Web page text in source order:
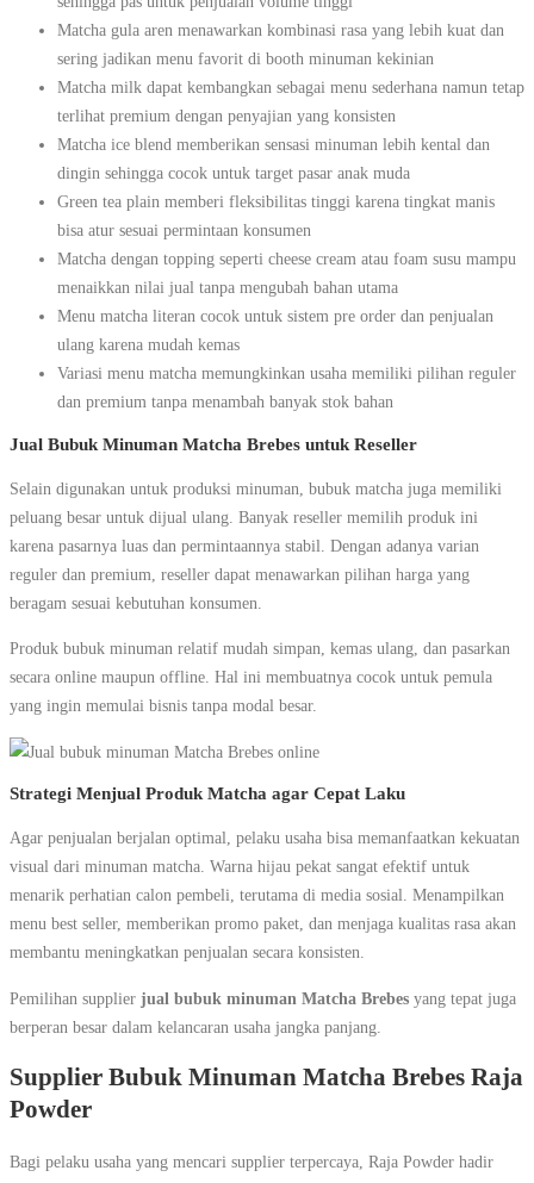
Matcha gula aren menawarkan kombinasi rasa yang lebih kuat dan
sering jadikan menu favorit di booth minuman kekinian
Matcha milk dapat kembangkan sebagai menu sederhana namun tetap
terlihat premium dengan penyajian yang konsisten
Matcha ice blend memberikan sensasi minuman lebih kental dan
dingin sehingga cocok untuk target pasar anak muda
Green tea plain memberi fleksibilitas tinggi karena tingkat manis
bisa atur sesuai permintaan konsumen
Matcha dengan topping seperti cheese cream atau foam susu mampu
menaikkan nilai jual tanpa mengubah bahan utama
Menu matcha literan cocok untuk sistem pre order dan penjualan
ulang karena mudah kemas
Variasi menu matcha memungkinkan usaha memiliki pilihan reguler
dan premium tanpa menambah banyak stok bahan
Jual Bubuk Minuman Matcha Brebes untuk Reseller
Selain digunakan untuk produksi minuman, bubuk matcha juga memiliki
peluang besar untuk dijual ulang. Banyak reseller memilih produk ini
karena pasarnya luas dan permintaannya stabil. Dengan adanya varian
reguler dan premium, reseller dapat menawarkan pilihan harga yang
beragam sesuai kebutuhan konsumen.
Produk bubuk minuman relatif mudah simpan, kemas ulang, dan pasarkan
secara online maupun offline. Hal ini membuatnya cocok untuk pemula
yang ingin memulai bisnis tanpa modal besar.
Strategi Menjual Produk Matcha agar Cepat Laku
Agar penjualan berjalan optimal, pelaku usaha bisa memanfaatkan kekuatan
visual dari minuman matcha. Warna hijau pekat sangat efektif untuk
menarik perhatian calon pembeli, terutama di media sosial. Menampilkan
menu best seller, memberikan promo paket, dan menjaga kualitas rasa akan
membantu meningkatkan penjualan secara konsisten.
Pemilihan supplier jual bubuk minuman Matcha Brebes yang tepat juga
berperan besar dalam kelancaran usaha jangka panjang.
Supplier Bubuk Minuman Matcha Brebes Raja
Powder
Bagi pelaku usaha yang mencari supplier terpercaya, Raja Powder hadir